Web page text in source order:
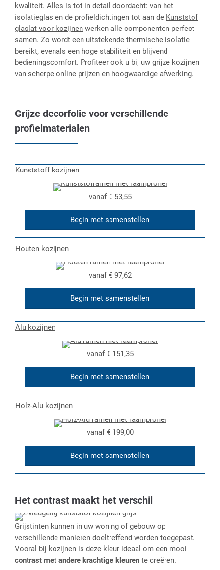
kwaliteit. Alles is tot in detail doordacht: van het
isolatieglas en de profieldichtingen tot aan de Kunststof
glaslat voor kozijnen werken alle componenten perfect
samen. Zo wordt een uitstekende thermische isolatie
bereikt, evenals een hoge stabiliteit en blijvend
bedieningscomfort. Profiteer ook u bij uw grijze kozijnen
van scherpe online prijzen en hoogwaardige afwerking.
Grijze decorfolie voor verschillende
profielmaterialen
Kunststoff kozijnen
vanaf € 53,55
Begin met samenstellen
Houten kozijnen
vanaf € 97,62
Begin met samenstellen
Alu kozijnen
vanaf € 151,35
Begin met samenstellen
Holz-Alu kozijnen
vanaf € 199,00
Begin met samenstellen
Het contrast maakt het verschil
Grijstinten kunnen in uw woning of gebouw op
verschillende manieren doeltreffend worden toegepast.
Vooral bij kozijnen is deze kleur ideaal om een mooi
contrast met andere krachtige kleuren te creëren.